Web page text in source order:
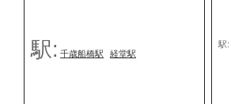
駅: 千歳船橋駅 経堂駅
駅: